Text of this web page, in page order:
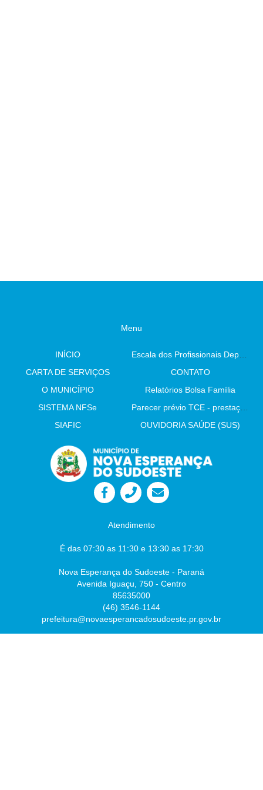
Menu
INÍCIO
Escala dos Profissionais Departamento De Saúde
CARTA DE SERVIÇOS
CONTATO
O MUNICÍPIO
Relatórios Bolsa Família
SISTEMA NFSe
Parecer prévio TCE - prestação de contas
SIAFIC
OUVIDORIA SAÚDE (SUS)
Atendimento
É das 07:30 as 11:30 e 13:30 as 17:30
Nova Esperança do Sudoeste - Paraná
Avenida Iguaçu, 750 - Centro
85635000
(46) 3546-1144
prefeitura@novaesperancadosudoeste.pr.gov.br